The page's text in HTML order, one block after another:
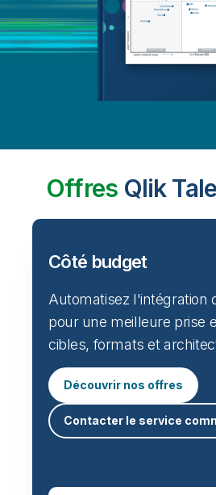
OffresQlik
Côté budget
Automatisez l'intégration
pour une meilleure prise
cibles, formats et
Découvrir nos offres
Contacter le service